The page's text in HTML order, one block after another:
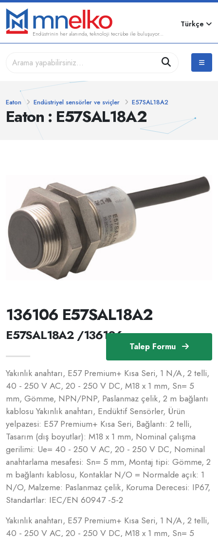
Endüstrinin her alanında, teknoloji tecrübe ile buluşuyor...
Türkçe
Eaton : E57SAL18A2
Eaton Endüstriyel sensörler ve sviçler E57SAL18A2
Talep Formu
136106 E57SAL18A2
E57SAL18A2 /136106
Yakınlık anahtarı, E57 Premium+ Kısa Seri, 1 N/A, 2 telli,
40 - 250 V AC, 20 - 250 V DC, M18 x 1 mm, Sn= 5
mm, Gömme, NPN/PNP, Paslanmaz çelik, 2 m bağlantı
kablosu Yakınlık anahtarı, Endüktif Sensörler, Ürün
yelpazesi: E57 Premium+ Kısa Seri, Bağlantı: 2 telli,
Tasarım (dış boyutlar): M18 x 1 mm, Nominal çalışma
gerilimi: Ue= 40 - 250 V AC, 20 - 250 V DC, Nominal
anahtarlama mesafesi: Sn= 5 mm, Montaj tipi: Gömme, 2
m bağlantı kablosu, Kontaklar N/O = Normalde açık: 1
N/O, Malzeme: Paslanmaz çelik, Koruma Derecesi: IP67,
Standartlar: IEC/EN 60947 -5-2
Yakınlık anahtarı, E57 Premium+ Kısa Seri, 1 N/A, 2 telli,
40 - 250 V AC, 20 - 250 V DC, M18 x 1 mm, Sn= 5